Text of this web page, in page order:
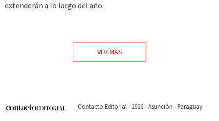
extenderán a lo largo del año.
VER MÁS
Contacto Editorial - 2026 - Asunción - Paraguay